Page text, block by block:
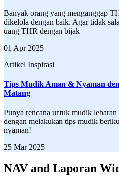
Banyak orang yang menganggap
dikelola dengan baik. Agar tidak
uang THR dengan bijak
01 Apr 2025
Artikel Inspirasi
Tips Mudik Aman & Nyaman
Matang
Punya rencana untuk mudik
dengan melakukan tips mudik
nyaman!
25 Mar 2025
NAV and Laporan